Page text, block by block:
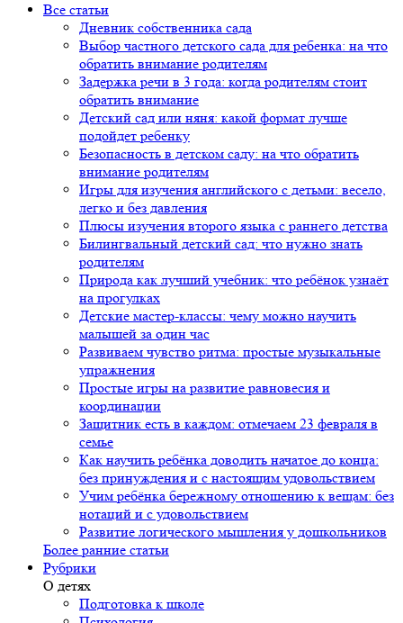
Все статьи
Дневник собственника сада
Выбор частного детского сада для ребенка: на что
обратить внимание родителям
Задержка речи в 3 года: когда родителям стоит
обратить внимание
Детский сад или няня: какой формат лучше
подойдет ребенку
Безопасность в детском саду: на что обратить
внимание родителям
Игры для изучения английского с детьми: весело,
легко и без давления
Плюсы изучения второго языка с раннего детства
Билингвальный детский сад: что нужно знать
родителям
Природа как лучший учебник: что ребёнок узнаёт
на прогулках
Детские мастер-классы: чему можно научить
малышей за один час
Развиваем чувство ритма: простые музыкальные
упражнения
Простые игры на развитие равновесия и
координации
Защитник есть в каждом: отмечаем 23 февраля в
семье
Как научить ребёнка доводить начатое до конца:
без принуждения и с настоящим удовольствием
Учим ребёнка бережному отношению к вещам: без
нотаций и с удовольствием
Развитие логического мышления у дошкольников
Более ранние статьи
Рубрики
О детях
Подготовка к школе